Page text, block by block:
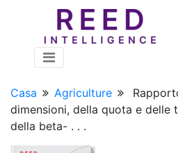
Casa Agriculture
dimensioni, della quota e delle
della beta- . . .